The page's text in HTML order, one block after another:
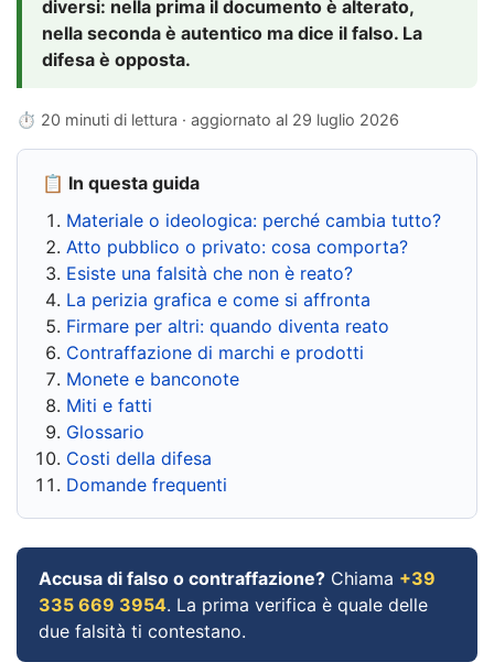
diversi: nella prima il documento è alterato,
nella seconda è autentico ma dice il falso. La
difesa è opposta.
⏱ 20 minuti di lettura · aggiornato al 29 luglio 2026
📋 In questa guida
Materiale o ideologica: perché cambia tutto?
Atto pubblico o privato: cosa comporta?
Esiste una falsità che non è reato?
La perizia grafica e come si affronta
Firmare per altri: quando diventa reato
Contraffazione di marchi e prodotti
Monete e banconote
Miti e fatti
Glossario
Costi della difesa
Domande frequenti
Accusa di falso o contraffazione? Chiama +39
335 669 3954. La prima verifica è quale delle
due falsità ti contestano.